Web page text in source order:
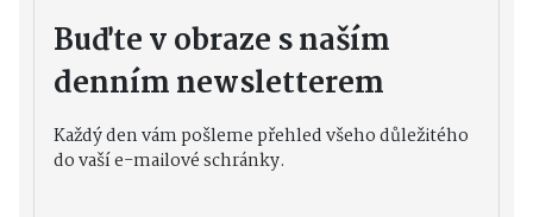
Buďte v obraze s naším
denním newsletterem
Každý den vám pošleme přehled všeho důležitého
do vaší e-mailové schránky.